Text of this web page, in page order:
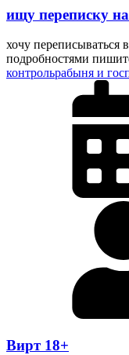
ищу переписку
хочу переписываться
подробностями
контрольрабыня и
Вирт 18+